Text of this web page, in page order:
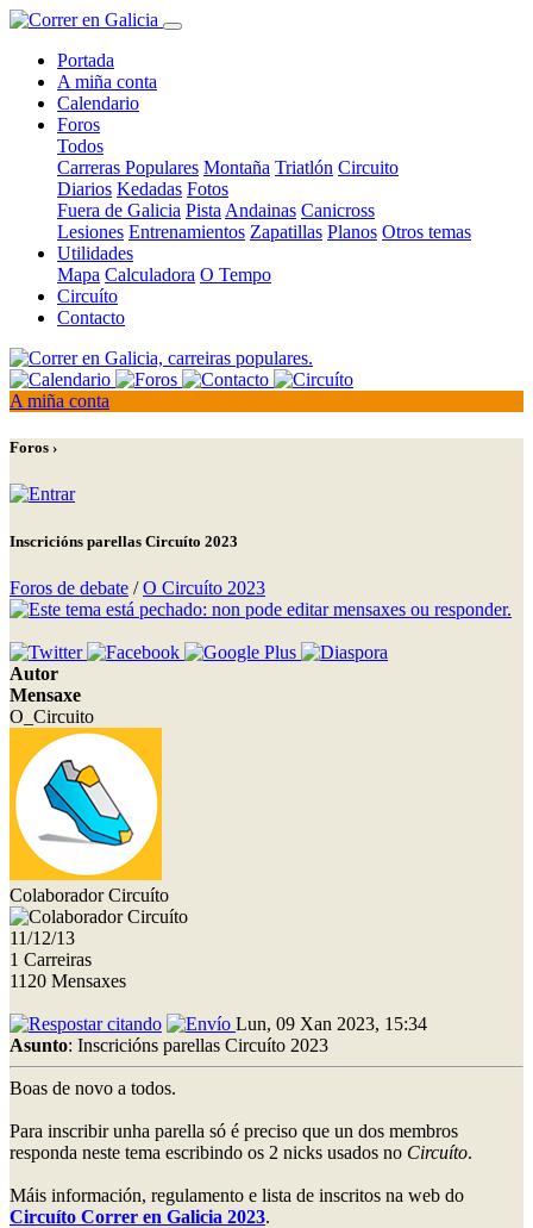
Portada
A miña conta
Calendario
Foros
Todos
Carreras Populares Montaña Triatlón Circuito
Diarios Kedadas Fotos
Fuera de Galicia Pista Andainas Canicross
Lesiones Entrenamientos Zapatillas Planos Otros temas
Utilidades
Mapa Calculadora O Tempo
Circuíto
Contacto
A miña conta
Foros ›
Inscricións parellas Circuíto 2023
Foros de debate /O Circuíto 2023
Autor
Mensaxe
O_Circuito
Colaborador Circuíto
11/12/13
1 Carreiras
1120 Mensaxes
Lun, 09 Xan 2023, 15:34
Asunto: Inscricións parellas Circuíto 2023
Boas de novo a todos.
Para inscribir unha parella só é preciso que un dos membros
responda neste tema escribindo os 2 nicks usados no Circuíto.
Máis información, regulamento e lista de inscritos na web do
Circuíto Correr en Galicia 2023.